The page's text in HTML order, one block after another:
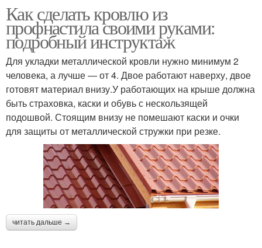
Как сделать кровлю из
профнастила своими руками:
подробный инструктаж
Для укладки металлической кровли нужно минимум 2
человека, а лучше — от 4. Двое работают наверху, двое
готовят материал внизу.У работающих на крыше должна
быть страховка, каски и обувь с нескользящей
подошвой. Стоящим внизу не помешают каски и очки
для защиты от металлической стружки при резке.
читать дальше →